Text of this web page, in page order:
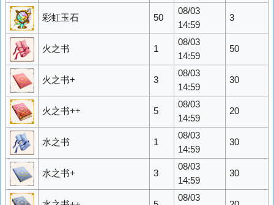
彩虹玉石 50
08/03
14:59
3
火之书 1
08/03
14:59
50
火之书+ 3
08/03
14:59
30
火之书++ 5
08/03
14:59
20
水之书 1
08/03
14:59
30
水之书+ 3
08/03
14:59
30
08/03